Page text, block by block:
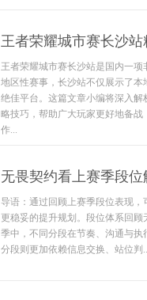
王者荣耀城市赛长沙
王者荣耀城市赛长沙站是国内一
地区性赛事，长沙站不仅展示了
绝佳平台。这篇文章小编将深入
略技巧，帮助广大玩家更好地备
作...
无畏契约看上赛季段
导语：通过回顾上赛季段位表现
更稳妥的提升规划。段位体系回
季中，不同分段在节奏、沟通与
分段则更加依赖信息交换、站位判